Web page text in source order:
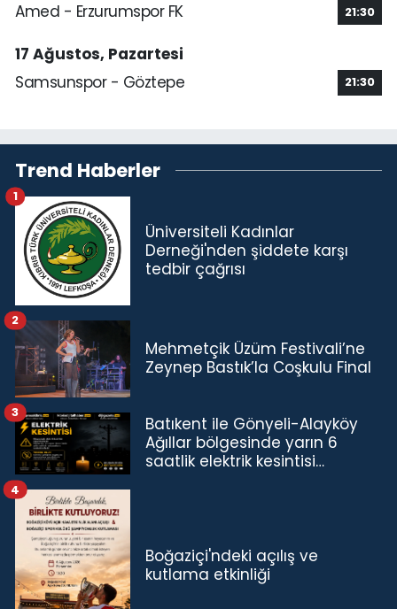
Amed - Erzurumspor FK 21:30
17 Ağustos, Pazartesi
Samsunspor - Göztepe
21:30
Trend Haberler
Üniversiteli Kadınlar
Derneği'nden şiddete karşı
tedbir çağrısı
1
Mehmetçik Üzüm Festivali’ne
Zeynep Bastık’la Coşkulu Final
2
Batıkent ile Gönyeli-Alayköy
Ağıllar bölgesinde yarın 6
saatlik elektrik kesintisi…
3
Boğaziçi'ndeki açılış ve
kutlama etkinliği
4